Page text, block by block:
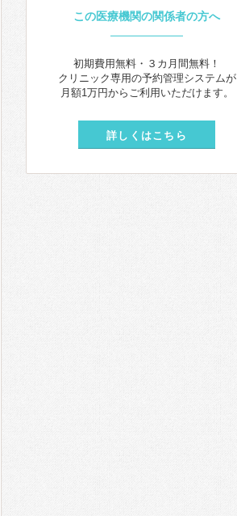
この医療機関の関係者の方へ
初期費用無料・３カ月間無料！
クリニック専用の予約管理システムが
月額1万円からご利用いただけます。
詳しくはこちら